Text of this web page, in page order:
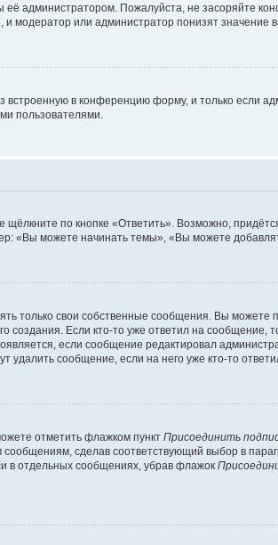
администратором. Пожалуйста, не засоряйте
модератор или администратор понизят значение
встроенную в конференцию форму, и только если
пользователями.
по кнопке «Ответить». Возможно,
«Вы можете начинать темы», «Вы можете
только свои собственные сообщения. Вы можете
создания. Если кто-то уже ответил на сообщение,
если сообщение редактировал
удалить сообщение, если на него уже кто-то
отметить флажком пункт Присоединить
сделав соответствующий выбор в
в отдельных сообщениях, убрав флажок